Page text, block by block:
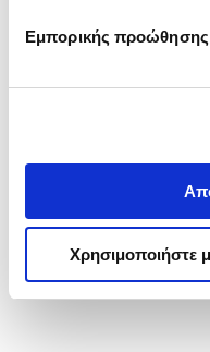
Εμπορικής προώθησης
Χρησιμοποιήστε